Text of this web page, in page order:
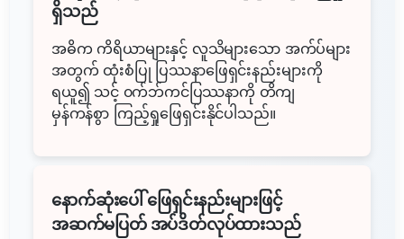
ရှိသည်
အဓိက ကိရိယာများနှင့် လူသိများသော အက်ပ်များ
အတွက် ထုံးစံပြု ပြဿနာဖြေရှင်းနည်းများကို
ရယူ၍ သင့် ၀က်ဘ်ကင်ပြဿနာကို တိကျ
မှန်ကန်စွာ ကြည့်ရှုဖြေရှင်းနိုင်ပါသည်။
နောက်ဆုံးပေါ် ဖြေရှင်းနည်းများဖြင့်
အဆက်မပြတ် အပ်ဒိတ်လုပ်ထားသည်